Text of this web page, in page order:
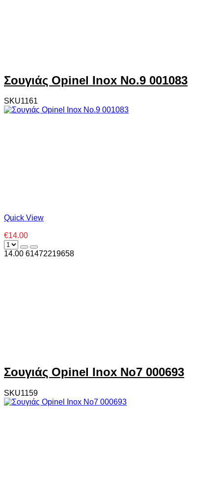
Σουγιάς Opinel Inox Νο.9 001083
SKU1161
Quick View
€14.00
14.00 61472219658
Σουγιάς Opinel Inox Νο7 000693
SKU1159